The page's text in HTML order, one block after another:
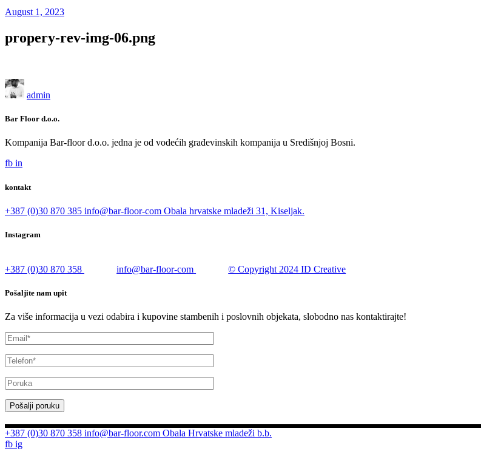
August 1, 2023
propery-rev-img-06.png
admin
Bar Floor d.o.o.
Kompanija Bar-floor d.o.o. jedna je od vodećih građevinskih kompanija u Središnjoj Bosni.
fb in
kontakt
+387 (0)30 870 385 info@bar-floor-com Obala hrvatske mladeži 31, Kiseljak.
Instagram
+387 (0)30 870 358 info@bar-floor-com © Copyright 2024 ID Creative
Pošaljite nam upit
Za više informacija u vezi odabira i kupovine stambenih i poslovnih objekata, slobodno nas kontaktirajte!
Pošalji poruku
+387 (0)30 870 358 info@bar-floor.com Obala Hrvatske mladeži b.b.
fb ig